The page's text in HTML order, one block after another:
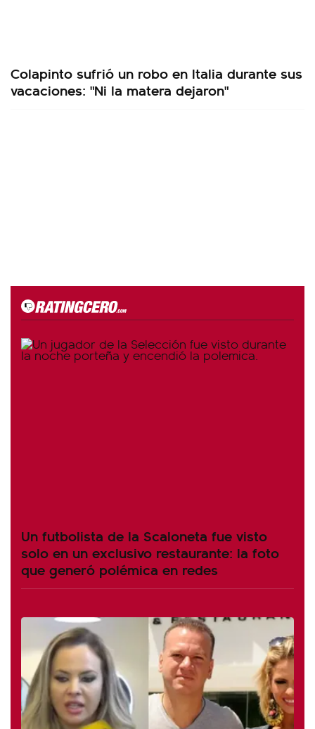
Colapinto sufrió un robo en Italia durante sus
vacaciones: "Ni la matera dejaron"
Un futbolista de la Scaloneta fue visto
solo en un exclusivo restaurante: la foto
que generó polémica en redes